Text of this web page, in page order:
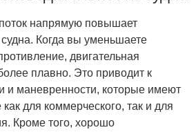
напрямую повышает
Когда вы уменьшаете
двигательная
плавно. Это приводит к
и маневренности, которые имеют
для коммерческого, так и для
Кроме того, хорошо